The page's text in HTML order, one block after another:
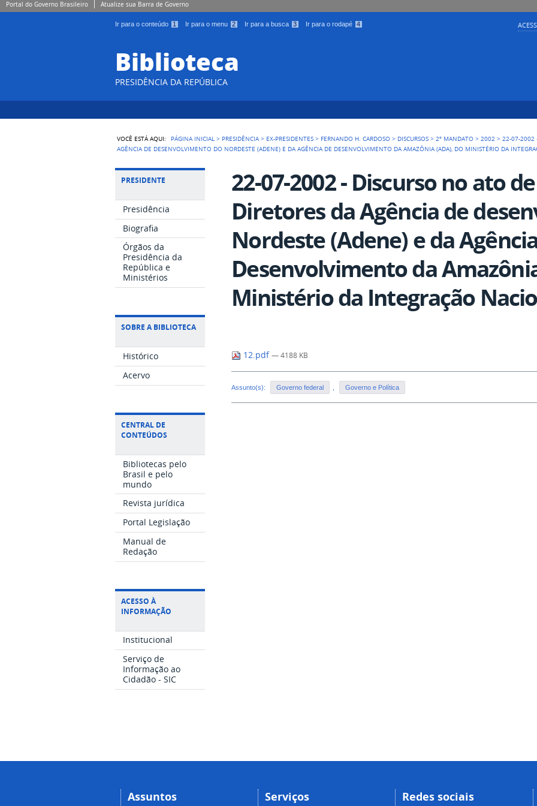
Portal do Governo Brasileiro Atualize sua Barra de Governo
Ir para o conteúdo 1 Ir para o menu 2 Ir para a busca 3 Ir para o rodapé 4
Biblioteca
PRESIDÊNCIA DA REPÚBLICA
VOCÊ ESTÁ AQUI: PÁGINA INICIAL > PRESIDÊNCIA > EX-PRESIDENTES > FERNANDO H. CARDOSO > DISCURSOS >2º MANDATO >2002 >22-07-2002
AGÊNCIA DE DESENVOLVIMENTO DO NORDESTE (ADENE) E DA AGÊNCIA DE DESENVOLVIMENTO DA AMAZÔNIA (ADA), DO MINISTÉRIO DA
PRESIDENTE
Presidência
Biografia
Órgãos da
Presidência da
República e
Ministérios
SOBRE A BIBLIOTECA
Histórico
Acervo
CENTRAL DE
CONTEÚDOS
Bibliotecas pelo
Brasil e pelo
mundo
Revista jurídica
Portal Legislação
Manual de
Redação
ACESSO À
INFORMAÇÃO
Institucional
Serviço de
Informação ao
Cidadão - SIC
22-07-2002 - Discurso no ato
Diretores da Agência de
Nordeste (Adene) e da
Desenvolvimento da
Ministério da Integração
12.pdf— 4188 KB
Assunto(s): Governo federal Governo e Política
Assuntos Serviços Redes sociais